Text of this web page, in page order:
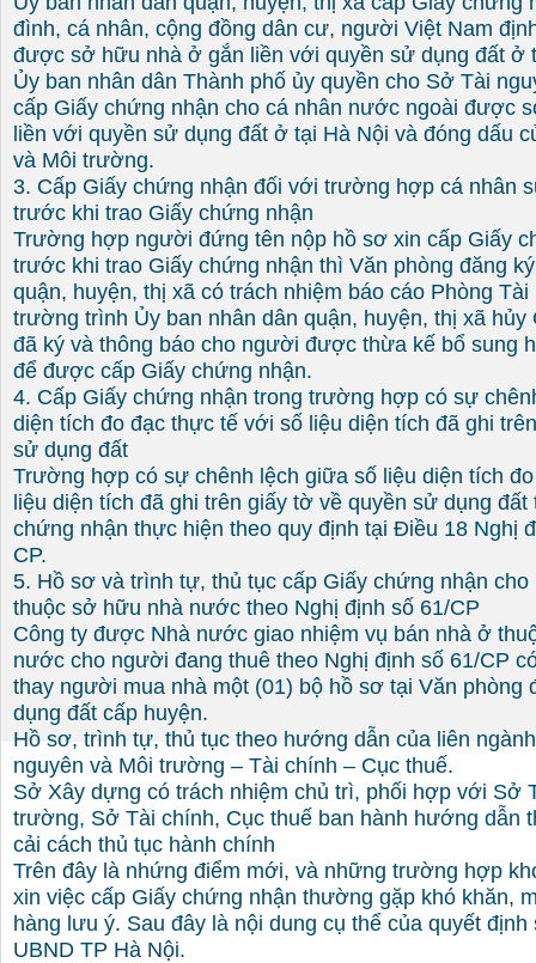
đình, cá nhân, cộng đồng dân cư, người Việt Nam
được sở hữu nhà ở gắn liền với quyền sử dụng đất ở
Ủy ban nhân dân Thành phố ủy quyền cho Sở Tài
cấp Giấy chứng nhận cho cá nhân nước ngoài được
liền với quyền sử dụng đất ở tại Hà Nội và đóng dấu
và Môi trường.
3. Cấp Giấy chứng nhận đối với trường hợp cá nhân
trước khi trao Giấy chứng nhận
Trường hợp người đứng tên nộp hồ sơ xin cấp Giấy
trước khi trao Giấy chứng nhận thì Văn phòng đăng
quận, huyện, thị xã có trách nhiệm báo cáo Phòng
trường trình Ủy ban nhân dân quận, huyện, thị xã hủy
đã ký và thông báo cho người được thừa kế bổ sung
để được cấp Giấy chứng nhận.
4. Cấp Giấy chứng nhận trong trường hợp có sự
diện tích đo đạc thực tế với số liệu diện tích đã ghi
sử dụng đất
Trường hợp có sự chênh lệch giữa số liệu diện tích
liệu diện tích đã ghi trên giấy tờ về quyền sử dụng đất
chứng nhận thực hiện theo quy định tại Điều 18 Nghị
CP.
5. Hồ sơ và trình tự, thủ tục cấp Giấy chứng nhận
thuộc sở hữu nhà nước theo Nghị định số 61/CP
Công ty được Nhà nước giao nhiệm vụ bán nhà ở
nước cho người đang thuê theo Nghị định số 61/CP
thay người mua nhà một (01) bộ hồ sơ tại Văn phòng
dụng đất cấp huyện.
Hồ sơ, trình tự, thủ tục theo hướng dẫn của liên
nguyên và Môi trường – Tài chính – Cục thuế.
Sở Xây dựng có trách nhiệm chủ trì, phối hợp với Sở
trường, Sở Tài chính, Cục thuế ban hành hướng dẫn
cải cách thủ tục hành chính
Trên đây là nhứng điểm mới, và những trường hợp
xin việc cấp Giấy chứng nhận thường gặp khó khăn,
hàng lưu ý. Sau đây là nội dung cụ thể của quyết
UBND TP Hà Nội.